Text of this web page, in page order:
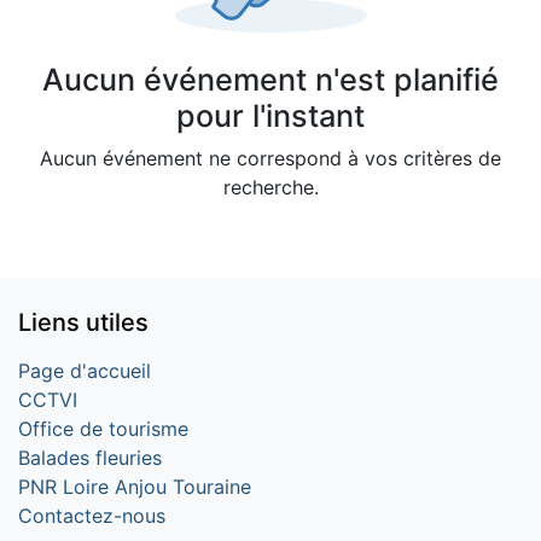
Aucun événement n'est planifié
pour l'instant
Aucun événement ne correspond à vos critères de
recherche.
Liens utiles
Page d'accueil
CCTVI
Office de tourisme
Balades fleuries
PNR Loire Anjou Touraine
Contactez-nous